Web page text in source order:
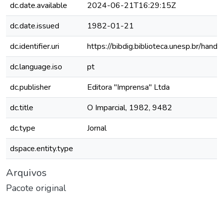
dc.date.available
2024-06-21T16:29:15Z
dc.date.issued
1982-01-21
dc.identifier.uri
https://bibdig.biblioteca.unesp.br/
dc.language.iso
pt
dc.publisher
Editora "Imprensa" Ltda
dc.title
O Imparcial, 1982, 9482
dc.type
Jornal
dspace.entity.type
Arquivos
Pacote original